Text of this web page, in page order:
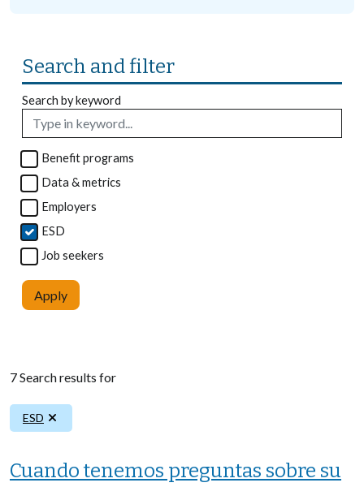
Search and filter
Search by keyword
Benefit programs
Data & metrics
Employers
ESD
Job seekers
Apply
7 Search results for
ESD
Cuando tenemos preguntas sobre su